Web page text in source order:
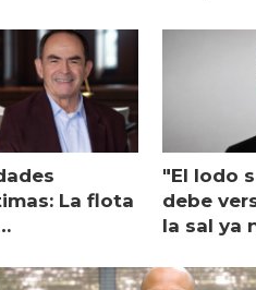
La flota
"El lodo
debe
la sal ya